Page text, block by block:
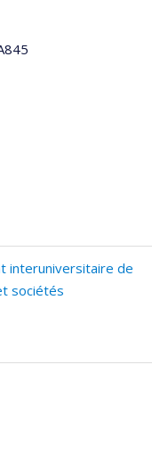
interuniversitaire de
sociétés